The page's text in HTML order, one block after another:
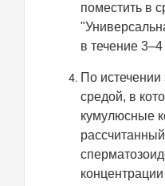
поместить в
в течение 3–4
По истечении
средой, в
кумулюсные